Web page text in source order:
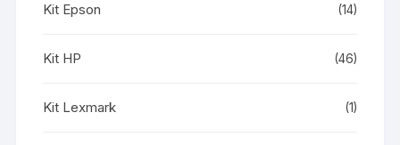
Kit Epson (14)
Kit HP (46)
Kit Lexmark (1)